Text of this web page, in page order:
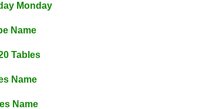
Monday
Name
Tables
Name
Name